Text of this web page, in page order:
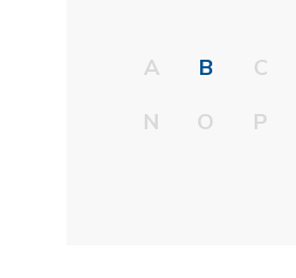
A B C
N
O P